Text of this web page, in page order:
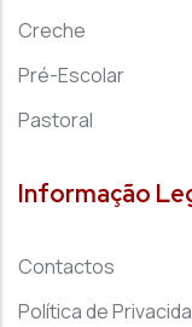
Creche
Pré-Escolar
Pastoral
Informação
Contactos
Política de